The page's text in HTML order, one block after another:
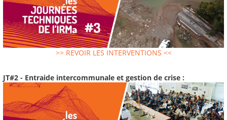
>> REVOIR LES INTERVENTIONS <<
JT#2 - Entraide intercommunale et gestion de crise :